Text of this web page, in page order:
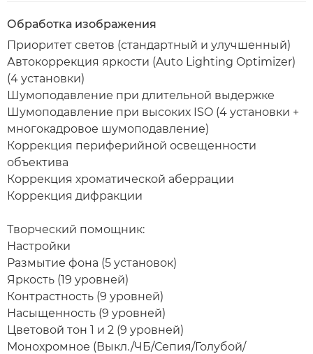
Обработка изображения
Приоритет светов (стандартный и улучшенный)
Автокоррекция яркости (Auto Lighting Optimizer)
(4 установки)
Шумоподавление при длительной выдержке
Шумоподавление при высоких ISO (4 установки +
многокадровое шумоподавление)
Коррекция периферийной освещенности
объектива
Коррекция хроматической аберрации
Коррекция дифракции
Творческий помощник:
Настройки
Размытие фона (5 установок)
Яркость (19 уровней)
Контрастность (9 уровней)
Насыщенность (9 уровней)
Цветовой тон 1 и 2 (9 уровней)
Монохромное (Выкл./ЧБ/Сепия/Голубой/